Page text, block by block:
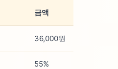
금액
36,000원
55%